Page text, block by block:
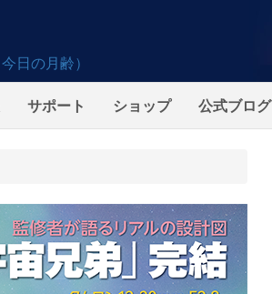
サポート ショップ 公式ブログ